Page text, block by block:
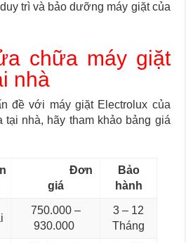
trì và bảo dưỡng máy giặt của
chữa máy giặt
nhà
đề với máy giặt Electrolux của
nhà, hãy tham khảo bảng giá
Đơn
giá
Bảo
hành
750.000 –
930.000
3 – 12
Tháng